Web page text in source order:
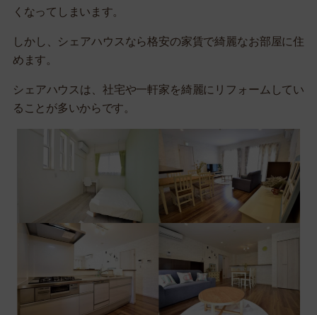
くなってしまいます。
しかし、シェアハウスなら格安の家賃で綺麗なお部屋に住
めます。
シェアハウスは、社宅や一軒家を綺麗にリフォームしてい
ることが多いからです。